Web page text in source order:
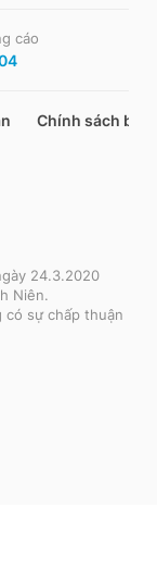
cáo
Chính sách bảo
24.3.2020
Niên.
có sự chấp thuận